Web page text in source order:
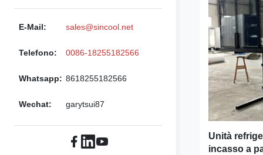
E-Mail: sales@sincool.net
Telefono: 0086-18255182566
Whatsapp: 8618255182566
Wechat: garytsui87
Unità
incasso a